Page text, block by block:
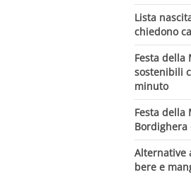
Lista
chiedono
Festa della
sostenibili
minuto
Festa della
Bordighera
Alternative
bere e